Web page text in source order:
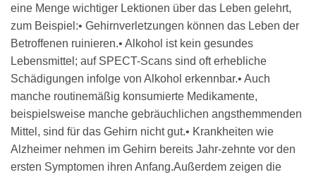
eine Menge wichtiger Lektionen über das Leben gelehrt,
zum Beispiel:• Gehirnverletzungen können das Leben der
Betroffenen ruinieren.• Alkohol ist kein gesundes
Lebensmittel; auf SPECT-Scans sind oft erhebliche
Schädigungen infolge von Alkohol erkennbar.• Auch
manche routinemäßig konsumierte Medikamente,
beispielsweise manche gebräuchlichen angsthemmenden
Mittel, sind für das Gehirn nicht gut.• Krankheiten wie
Alzheimer nehmen im Gehirn bereits Jahr-zehnte vor den
ersten Symptomen ihren Anfang.Außerdem zeigen die